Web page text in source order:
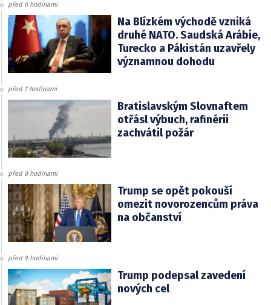
před 6 hodinami
Na Blízkém východě vzniká
druhé NATO. Saudská Arábie,
Turecko a Pákistán uzavřely
významnou dohodu
před 7 hodinami
Bratislavským Slovnaftem
otřásl výbuch, rafinérii
zachvátil požár
před 8 hodinami
Trump se opět pokouší
omezit novorozencům práva
na občanství
před 9 hodinami
Trump podepsal zavedení
nových cel